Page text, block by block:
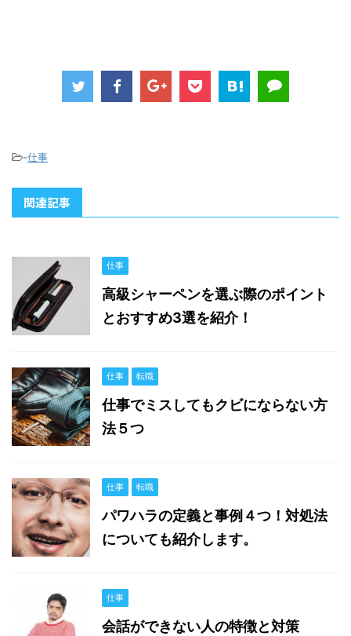
-仕事
関連記事
仕事
高級シャーペンを選ぶ際のポイント
とおすすめ3選を紹介！
仕事 転職
仕事でミスしてもクビにならない方
法５つ
仕事 転職
パワハラの定義と事例４つ！対処法
についても紹介します。
仕事
会話ができない人の特徴と対策